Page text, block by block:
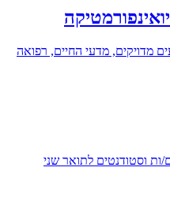
חוקרים ממדעים מדויקים, מדעי החיים, רפואה
ות וסטודנטים לתואר שני